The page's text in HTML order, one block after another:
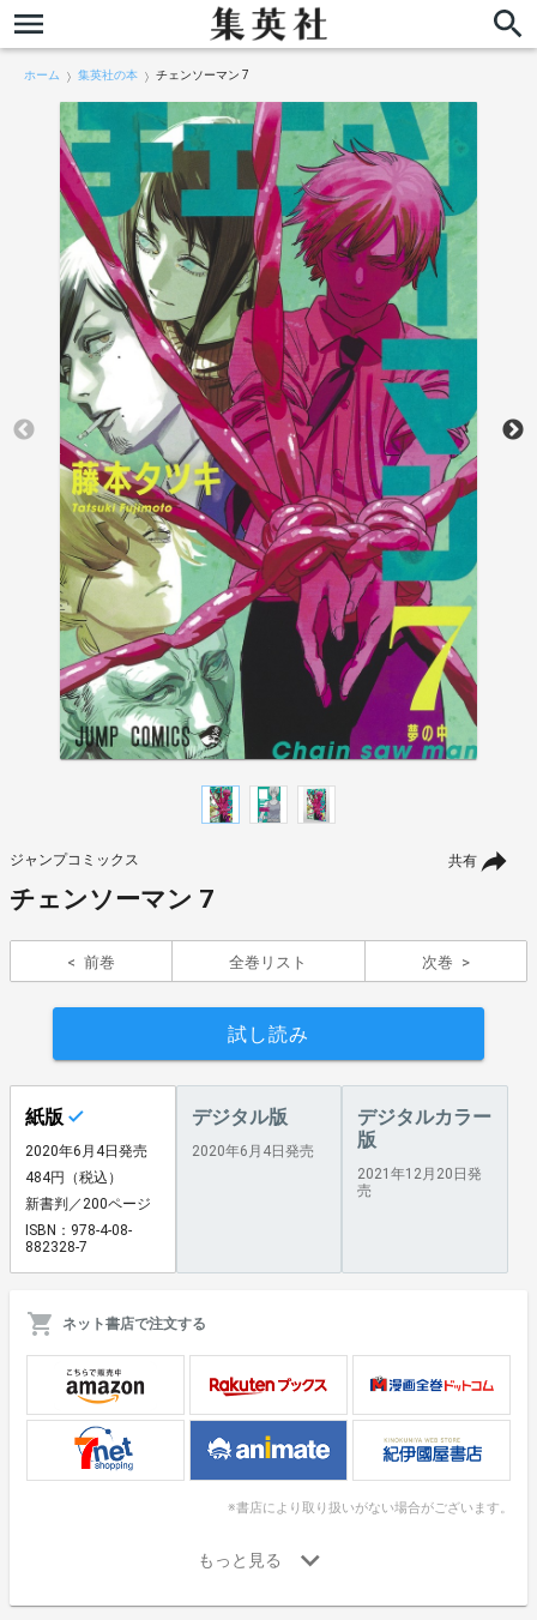
ホーム 集英社の本 チェンソーマン 7
共有
ジャンプコミックス
チェンソーマン 7
前巻 全巻リスト 次巻
試し読み
紙版
2020年6月4日発売
484円（税込）
新書判／200ページ
ISBN：978-4-08-
882328-7
デジタル版
2020年6月4日発売
デジタルカラー
版
2021年12月20日発
売
ネット書店で注文する
※書店により取り扱いがない場合がございます。